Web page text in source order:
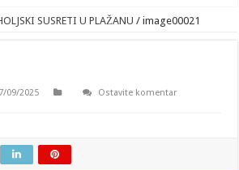
SUSRETI U PLAŽANU / image00021
09/2025
Ostavite komentar